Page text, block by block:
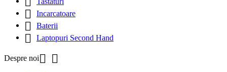
 Incarcatoare
 Baterii
 Laptopuri Second Hand
Despre noi 